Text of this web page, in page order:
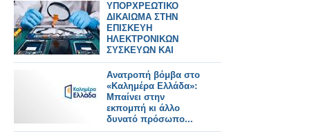
ΥΠΟΡΧΡΕΩΤΙΚΟ
ΔΙΚΑΙΩΜΑ ΣΤΗΝ
ΕΠΙΣΚΕΥΗ
ΗΛΕΚΤΡΟΝΙΚΩΝ
ΣΥΣΚΕΥΩΝ ΚΑΙ
SPARTPHONES ΣΤΗΝ
ΕΛΛΑΔΑ
Ανατροπή βόμβα στο
«Καλημέρα Ελλάδα»:
Μπαίνει στην
εκπομπή κι άλλο
δυνατό πρόσωπο...